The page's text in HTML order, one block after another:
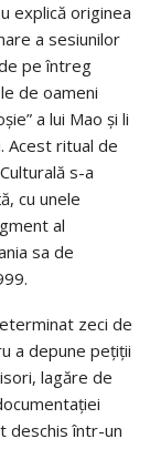
explică originea
a sesiunilor
pe întreg
de oameni
a lui Mao şi li
Acest ritual de
s-a
cu unele
al
sa de
zeci de
a depune peţiţii
lagăre de
deschis într-un